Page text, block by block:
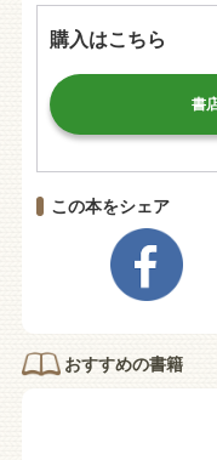
購入はこちら
書
この本をシェア
おすすめの書籍